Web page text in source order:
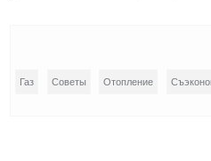
Газ Советы Отопление